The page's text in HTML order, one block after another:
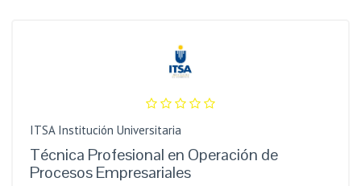
ITSA Institución Universitaria
Técnica Profesional en Operación de
Procesos Empresariales